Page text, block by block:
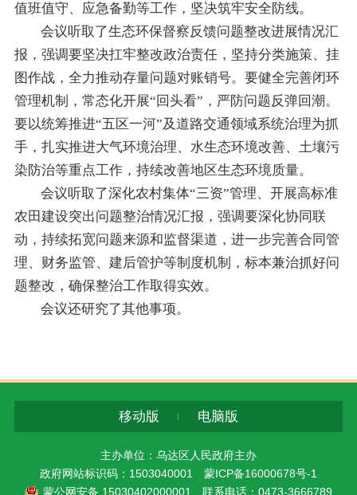
值班值守、应急备勤等工作，坚决筑牢安全防线。
会议听取了生态环保督察反馈问题整改进展情况汇
报，强调要坚决扛牢整改政治责任，坚持分类施策、挂
图作战，全力推动存量问题对账销号。要健全完善闭环
管理机制，常态化开展“回头看”，严防问题反弹回潮。
要以统筹推进“五区一河”及道路交通领域系统治理为抓
手，扎实推进大气环境治理、水生态环境改善、土壤污
染防治等重点工作，持续改善地区生态环境质量。
会议听取了深化农村集体“三资”管理、开展高标准
农田建设突出问题整治情况汇报，强调要深化协同联
动，持续拓宽问题来源和监督渠道，进一步完善合同管
理、财务监管、建后管护等制度机制，标本兼治抓好问
题整改，确保整治工作取得实效。
会议还研究了其他事项。
移动版 电脑版
主办单位：乌达区人民政府主办
政府网站标识码：1503040001 蒙ICP备16000678号-1
蒙公网安备 15030402000001
联系电话：0473-3666789